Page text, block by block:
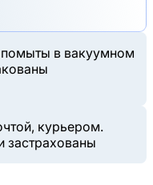
в вакуумном
курьером.
застрахованы